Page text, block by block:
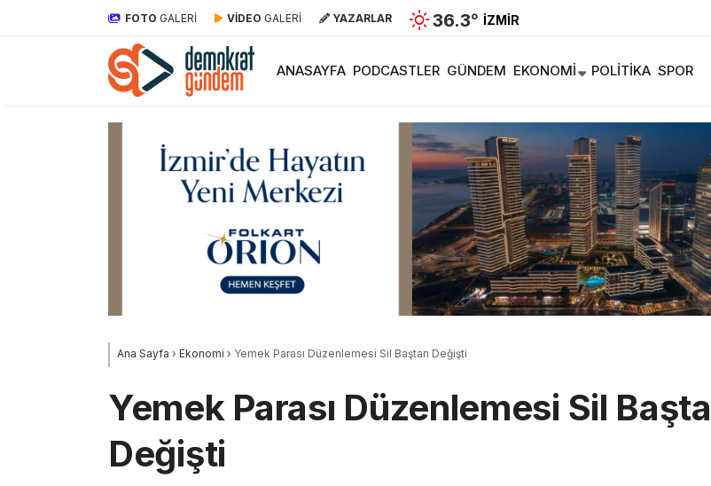
FOTO GALERİ VİDEO GALERİ YAZARLAR 36.3° İZMIR
ANASAYFA PODCASTLER GÜNDEM EKONOMI POLITIKA SPOR
Ana Sayfa › Ekonomi › Yemek Parası Düzenlemesi Sil Baştan Değişti
Yemek Parası Düzenlemesi Sil
Değişti